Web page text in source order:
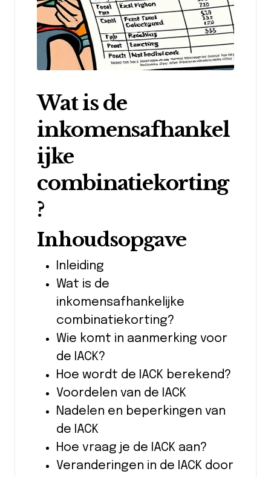
Wat is de
inkomensafhankel
ijke
combinatiekorting
?
Inhoudsopgave
Inleiding
Wat is de
inkomensafhankelijke
combinatiekorting?
Wie komt in aanmerking voor
de IACK?
Hoe wordt de IACK berekend?
Voordelen van de IACK
Nadelen en beperkingen van
de IACK
Hoe vraag je de IACK aan?
Veranderingen in de IACK door